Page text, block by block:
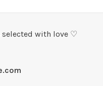
selected with love ♡